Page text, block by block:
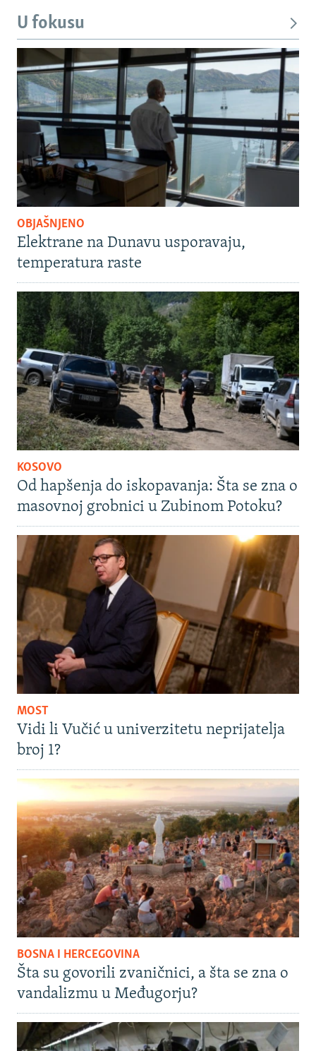
U fokusu
OBJAŠNJENO
Elektrane na Dunavu usporavaju,
temperatura raste
KOSOVO
Od hapšenja do iskopavanja: Šta se zna o
masovnoj grobnici u Zubinom Potoku?
MOST
Vidi li Vučić u univerzitetu neprijatelja
broj 1?
BOSNA I HERCEGOVINA
Šta su govorili zvaničnici, a šta se zna o
vandalizmu u Međugorju?